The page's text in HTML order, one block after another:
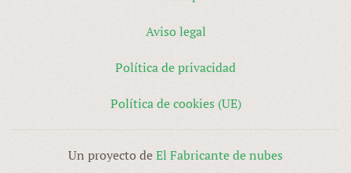
Aviso legal
Política de privacidad
Política de cookies (UE)
Un proyecto deEl Fabricante de nubes